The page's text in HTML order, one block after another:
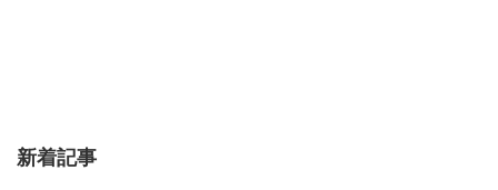
新着記事